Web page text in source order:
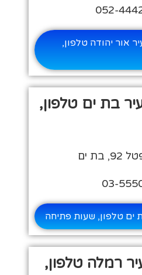
אור יהודה טלפון,
בת ים טלפון,
ים
ים טלפון, שעות פתיחה
רמלה טלפון,